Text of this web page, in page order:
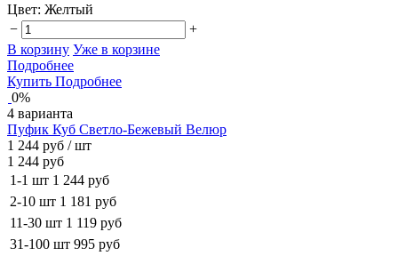
Цвет: Желтый
−
+
В корзину Уже в корзине
Подробнее
Купить Подробнее
0%
4 варианта
Пуфик Куб Светло-Бежевый Велюр
1 244 руб / шт
1 244 руб
1-1 шт 1 244 руб
2-10 шт 1 181 руб
11-30 шт 1 119 руб
31-100 шт 995 руб